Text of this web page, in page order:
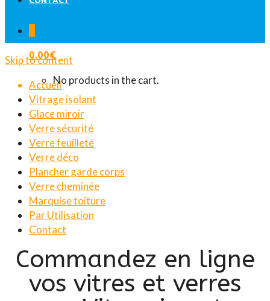
0.00€
No products in the cart.
Skip to content
Accueil
Vitrage isolant
Glace miroir
Verre sécurité
Verre feuilleté
Verre déco
Plancher garde corps
Verre cheminée
Marquise toiture
Par Utilisation
Contact
Commandez en ligne
vos vitres et verres